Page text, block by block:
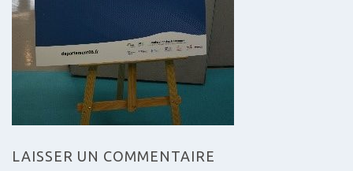
LAISSER UN COMMENTAIRE